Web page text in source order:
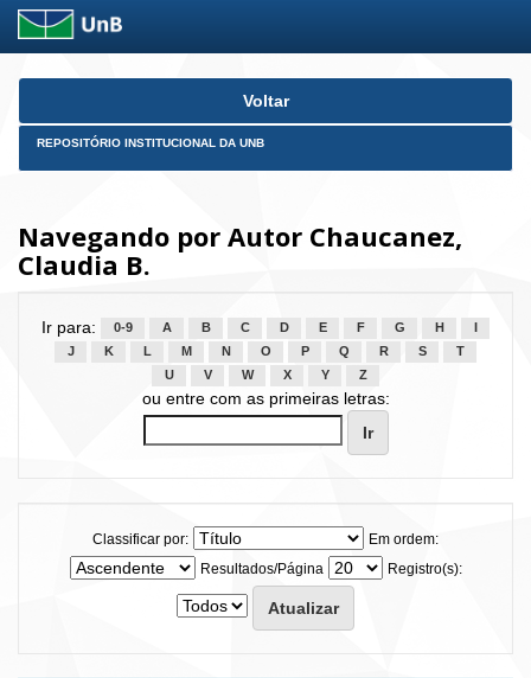
Skip
Voltar
REPOSITÓRIO INSTITUCIONAL DA UNB
Navegando por Autor Chaucanez,
Claudia B.
Ir para: 0-9 A B C D E F G H
J
K L M N O P Q R S
T
U
V W X Y Z
ou entre com as primeiras letras:
Classificar por:
Em ordem:
Resultados/Página
Registro(s):